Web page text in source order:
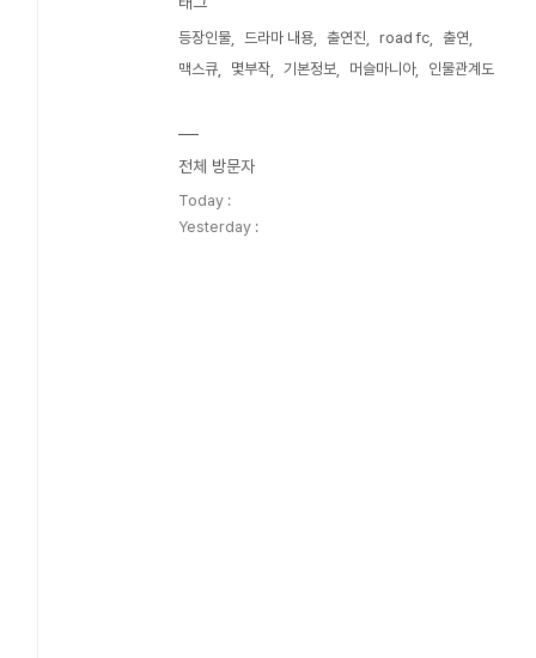
등장인물 드라마 내용 출연진 road fc
출연
맥스큐
몇부작 기본정보 머슬마니아 인물관계도
전체 방문자
Today :
Yesterday :